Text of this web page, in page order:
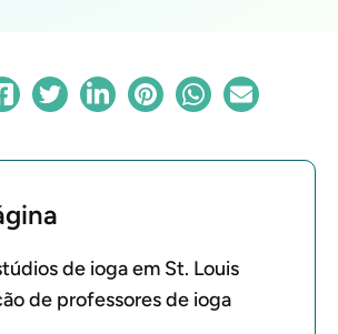
de ioga em St. Louis
de professores de ioga